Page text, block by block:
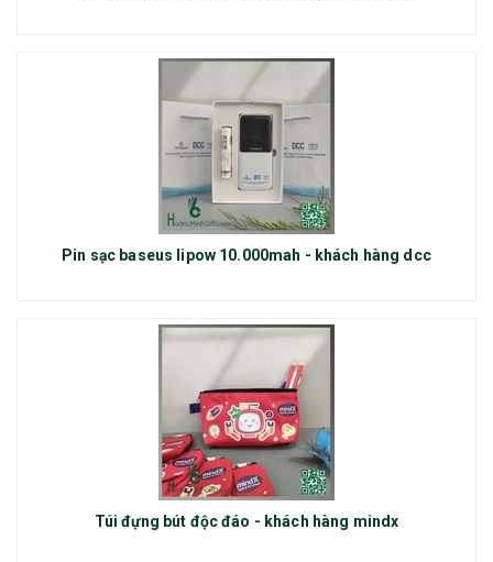
Pin sạc baseus lipow 10.000mah - khách hàng dcc
Túi đựng bút độc đáo - khách hàng mindx